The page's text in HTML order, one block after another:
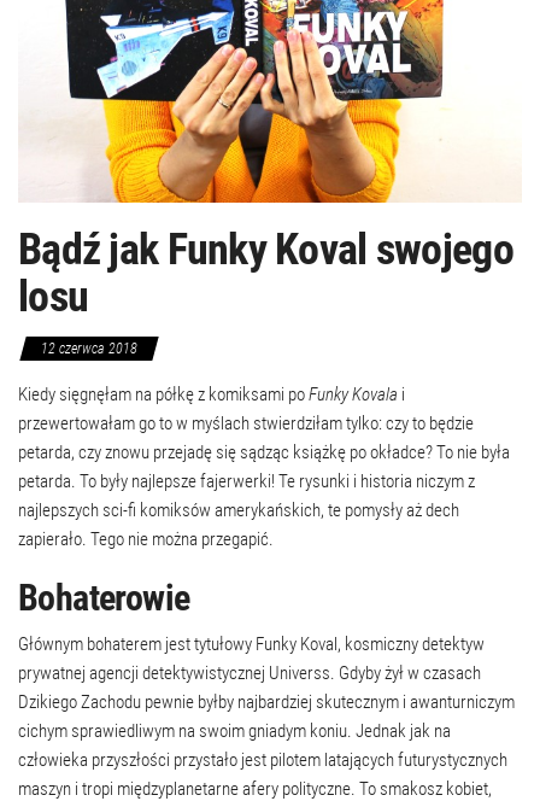
Bądź jak Funky Koval swojego
losu
12 czerwca 2018
Kiedy sięgnęłam na półkę z komiksami poFunky Kovala i
przewertowałam go to w myślach stwierdziłam tylko: czy to będzie
petarda, czy znowu przejadę się sądząc książkę po okładce? To nie była
petarda. To były najlepsze fajerwerki! Te rysunki i historia niczym z
najlepszych sci-fi komiksów amerykańskich, te pomysły aż dech
zapierało. Tego nie można przegapić.
Bohaterowie
Głównym bohaterem jest tytułowy Funky Koval, kosmiczny detektyw
prywatnej agencji detektywistycznej Universs. Gdyby żył w czasach
Dzikiego Zachodu pewnie byłby najbardziej skutecznym i awanturniczym
cichym sprawiedliwym na swoim gniadym koniu. Jednak jak na
człowieka przyszłości przystało jest pilotem latających futurystycznych
maszyn i tropi międzyplanetarne afery polityczne. To smakosz kobiet,